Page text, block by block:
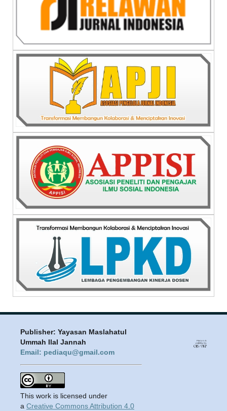
Publisher: Yayasan Maslahatul
Ummah Ilal Jannah
Email: pediaqu@gmail.com
This work is licensed under
a Creative Commons Attribution 4.0